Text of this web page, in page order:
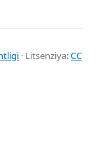
· Litsenziya:CC